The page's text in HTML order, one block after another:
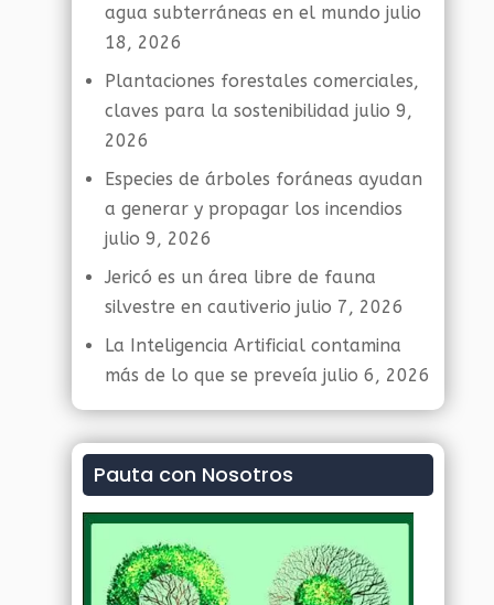
agua subterráneas en el mundo julio
18, 2026
Plantaciones forestales comerciales,
claves para la sostenibilidad julio 9,
2026
Especies de árboles foráneas ayudan
a generar y propagar los incendios
julio 9, 2026
Jericó es un área libre de fauna
silvestre en cautiverio julio 7, 2026
La Inteligencia Artificial contamina
más de lo que se preveía julio 6, 2026
Pauta con Nosotros